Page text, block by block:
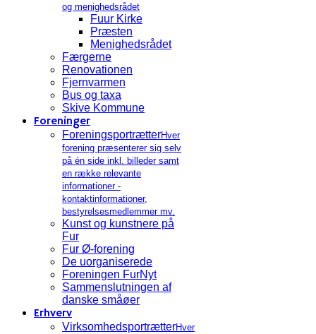
og menighedsrådet
Fuur Kirke
Præsten
Menighedsrådet
Færgerne
Renovationen
Fjernvarmen
Bus og taxa
Skive Kommune
Foreninger
ForeningsportrætterHver
forening præsenterer sig selv
på én side inkl. billeder samt
en række relevante
informationer -
kontaktinformationer,
bestyrelsesmedlemmer mv.
Kunst og kunstnere på
Fur
Fur Ø-forening
De uorganiserede
Foreningen FurNyt
Sammenslutningen af
danske småøer
Erhverv
VirksomhedsportrætterHver